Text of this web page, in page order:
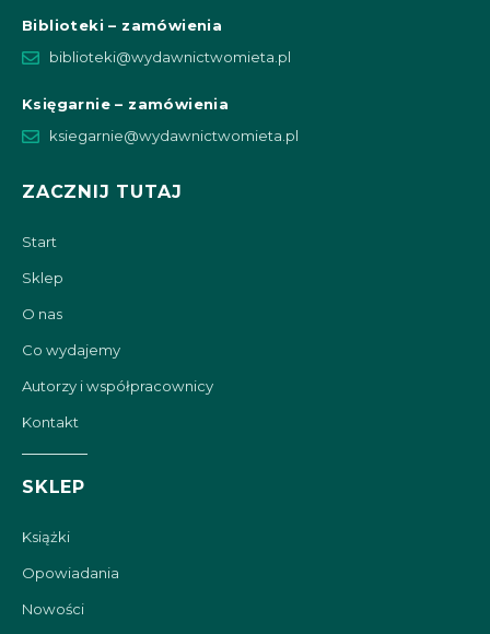
Biblioteki – zamówienia
biblioteki@wydawnictwomieta.pl
Księgarnie – zamówienia
ksiegarnie@wydawnictwomieta.pl
ZACZNIJ TUTAJ
Start
Sklep
O nas
Co wydajemy
Autorzy i współpracownicy
Kontakt
SKLEP
Książki
Opowiadania
Nowości